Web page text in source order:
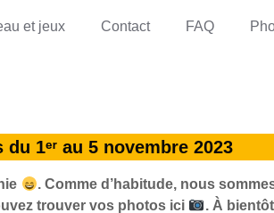
et jeux Contact FAQ
du 1ᵉʳ au 5 novembre 2023
. Comme d’habitude, nous
trouver vos photos ici . À